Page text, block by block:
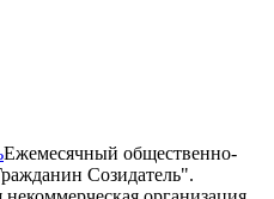
Ежемесячный общественно-
Созидатель".